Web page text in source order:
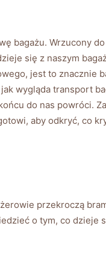
bagażu. Wrzucony
się z​ naszym
jest to znacznie
wygląda transport
⁣do nas ⁢powróci.
aby odkryć, co⁢
przekroczą
o tym, co dzieje